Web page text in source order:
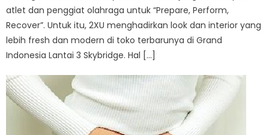
atlet dan penggiat olahraga untuk “Prepare, Perform,
Recover”. Untuk itu, 2XU menghadirkan look dan interior yang
lebih fresh dan modern di toko terbarunya di Grand
Indonesia Lantai 3 Skybridge. Hal […]